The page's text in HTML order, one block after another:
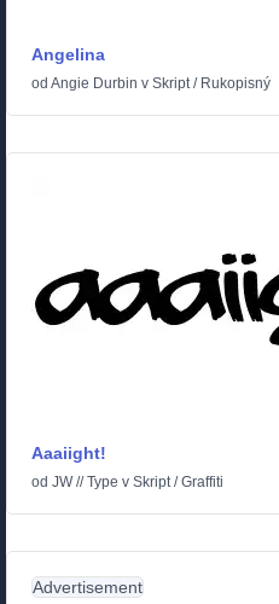
Angelina
od Angie Durbin v Skript/ Rukopisný
Aaaiight!
od JW // Type v Skript/Graffiti
Advertisement